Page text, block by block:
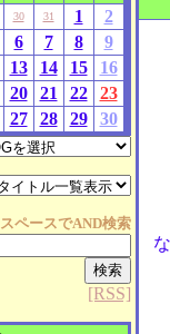
30 31 1
2
6 7 8
9
13 14 15
16
20 21 22
23
27 28 29 30
スペースでAND検索
[RSS]